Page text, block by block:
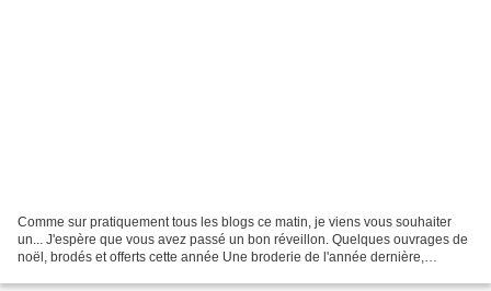
Comme sur pratiquement tous les blogs ce matin, je viens vous souhaiter
un... J'espère que vous avez passé un bon réveillon. Quelques ouvrages de
noël, brodés et offerts cette année Une broderie de l'année dernière,